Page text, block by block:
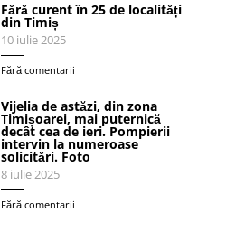
Fără curent în 25 de localități
din Timiș
10 iulie 2025
Fără comentarii
Vijelia de astăzi, din zona
Timișoarei, mai puternică
decât cea de ieri. Pompierii
intervin la numeroase
solicitări. Foto
8 iulie 2025
Fără comentarii